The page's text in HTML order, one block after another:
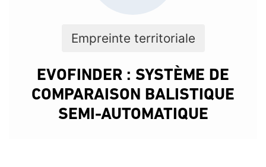
Empreinte territoriale
EVOFINDER : SYSTÈME DE
COMPARAISON BALISTIQUE
SEMI-AUTOMATIQUE